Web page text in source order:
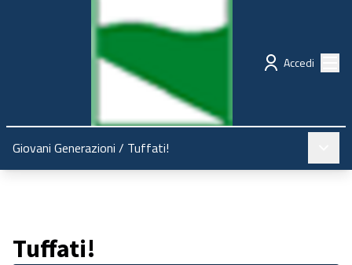
Regione Emilia-Romagna Partecipazione
Accedi
Giovani Generazioni / Tuffati!
Tuffati!